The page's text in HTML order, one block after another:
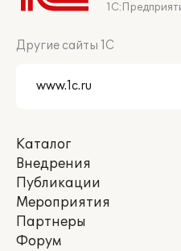
Другие сайты 1С
Каталог
Внедрения
Публикации
Мероприятия
Партнеры
Форум